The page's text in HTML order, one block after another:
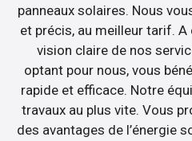
panneaux solaires. Nous
et précis, au meilleur tarif.
vision claire de nos
optant pour nous, vous
rapide et efficace. Notre
travaux au plus vite. Vous
des avantages de l’énergie